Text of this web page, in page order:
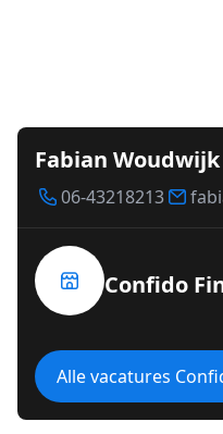
Fabian Woudwijk
06-43218213
Confido
Alle vacatures